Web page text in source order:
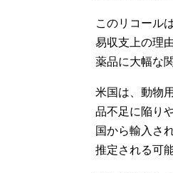
このリコール
易収支上の理
薬品に大幅な
米国は、動物
品不足に陥り
国から輸入さ
推定される可